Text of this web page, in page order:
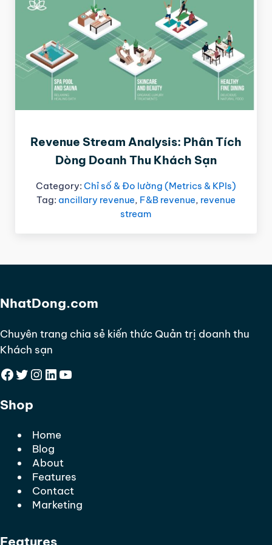
Revenue Stream Analysis: Phân Tích
Dòng Doanh Thu Khách Sạn
Category: Chỉ số & Đo lường (Metrics & KPIs)
Tag: ancillary revenue, F&B revenue, revenue
stream
NhatDong.com
Chuyên trang chia sẻ kiến thức Quản trị doanh thu
Khách sạn
Facebook
Twitter
Instagram
LinkedIn
YouTube
Shop
Home
Blog
About
Features
Contact
Marketing
Features